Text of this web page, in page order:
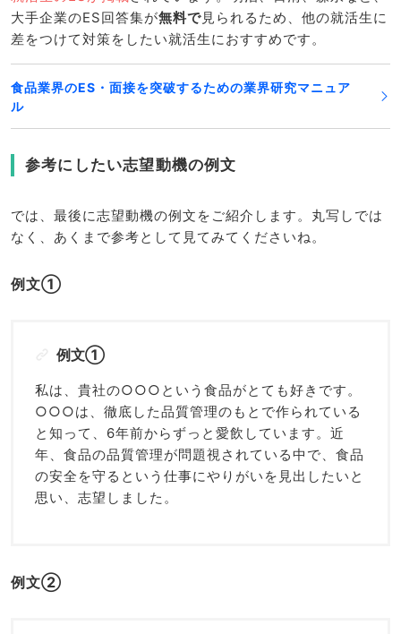
大手企業のES回答集が無料で見られるため、他の就活生に
差をつけて対策をしたい就活生におすすめです。
食品業界のES・面接を突破するための業界研究マニュア
ル
参考にしたい志望動機の例文
では、最後に志望動機の例文をご紹介します。丸写しでは
なく、あくまで参考として見てみてくださいね。
例文①
例文①
私は、貴社の○○○という食品がとても好きです。
○○○は、徹底した品質管理のもとで作られている
と知って、6年前からずっと愛飲しています。近
年、食品の品質管理が問題視されている中で、食品
の安全を守るという仕事にやりがいを見出したいと
思い、志望しました。
例文②